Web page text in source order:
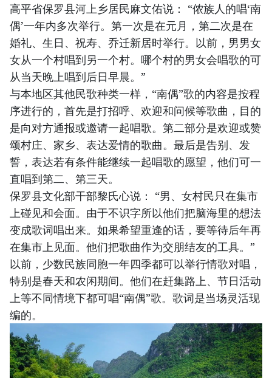
高平省保罗县河上乡居民麻文佑说： “侬族人的唱‘南
偶’一年内多次举行。第一次是在元月，第二次是在
婚礼、生日、祝寿、乔迁新居时举行。以前，男男女
女从一个村唱到另一个村。哪个村的男女会唱歌的可
从当天晚上唱到后日早晨。”
与本地区其他民歌种类一样，“南偶”歌的内容是按程
序进行的，首先是打招呼、欢迎和问候等歌曲，目的
是向对方通报或邀请一起唱歌。第二部分是欢迎或赞
颂村庄、家乡、表达爱情的歌曲。最后是告别、发
誓，表达若有条件能继续一起唱歌的愿望，他们可一
直唱到第二、第三天。
保罗县文化部干部黎氏心说： “男、女村民只在集市
上碰见和会面。由于不识字所以他们把脑海里的想法
变成歌词唱出来。如果希望重逢的话，要等待后年再
在集市上见面。他们把歌曲作为交朋结友的工具。”
以前，少数民族同胞一年四季都可以举行情歌对唱，
特别是春天和农闲期间。他们在赶集路上、节日活动
上等不同情境下都可唱“南偶”歌。歌词是当场灵活现
编的。